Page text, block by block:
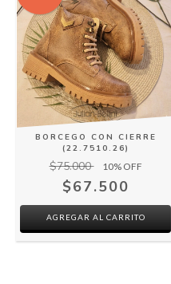
BORCEGO CON CIERRE
(22.7510.26)
$75.000 10% OFF
$67.500
AGREGAR AL CARRITO